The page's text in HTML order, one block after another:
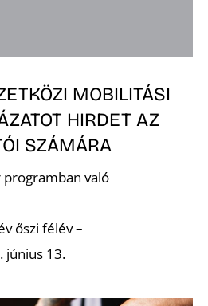
MOBILITÁSI
HIRDET AZ
SZÁMÁRA
programban való
őszi félév –
június 13.